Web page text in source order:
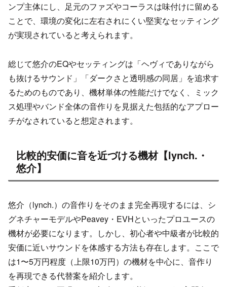
ンプ主体にし、足元のファズやコーラスは味付けに留める
ことで、環境の変化に左右されにくい堅実なセッティング
が実現されていると考えられます。
総じて悠介のEQやセッティングは「ヘヴィでありながら
も抜けるサウンド」「ダークさと透明感の同居」を追求す
るためのものであり、機材単体の性能だけでなく、ミック
ス処理やバンド全体の音作りを見据えた包括的なアプロー
チがなされていると想定されます。
比較的安価に音を近づける機材【lynch.・
悠介】
悠介（lynch.）の音作りをそのまま完全再現するには、シ
グネチャーモデルやPeavey・EVHといったプロユースの
機材が必要になります。しかし、初心者や中級者が比較的
安価に近いサウンドを体感する方法も存在します。ここで
は1〜5万円程度（上限10万円）の機材を中心に、音作り
を再現できる代替案を紹介します。